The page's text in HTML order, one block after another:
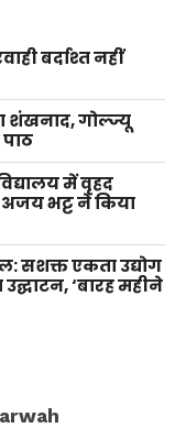
बर्दाश्त नहीं
शंखनाद, गोल्ज्यू
में वृहद
भट्ट ने किया
सशक्त एकता उद्योग
‘बारह महीने